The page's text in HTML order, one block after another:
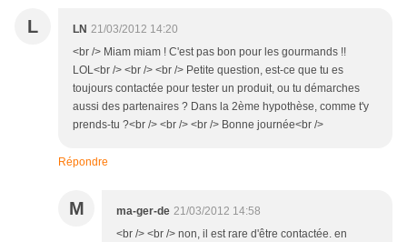
L LN 21/03/2012 14:20
<br /> Miam miam ! C'est pas bon pour les gourmands !!
LOL<br /> <br /> <br /> Petite question, est-ce que tu es
toujours contactée pour tester un produit, ou tu démarches
aussi des partenaires ? Dans la 2ème hypothèse, comme t'y
prends-tu ?<br /> <br /> <br /> Bonne journée<br />
Répondre
M ma-ger-de 21/03/2012 14:58
<br /> <br /> non, il est rare d'être contactée. en